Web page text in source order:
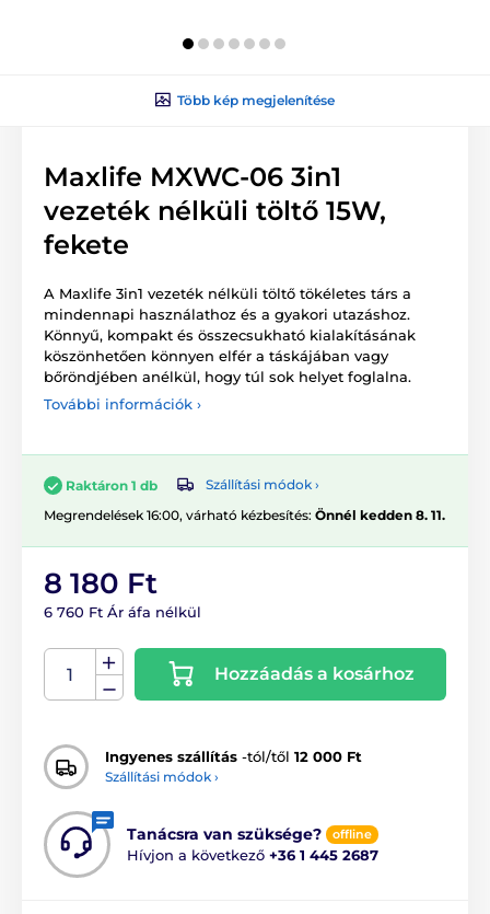
Több kép megjelenítése
Maxlife MXWC-06 3in1
vezeték nélküli töltő 15W,
fekete
A Maxlife 3in1 vezeték nélküli töltő tökéletes társ a
mindennapi használathoz és a gyakori utazáshoz.
Könnyű, kompakt és összecsukható kialakításának
köszönhetően könnyen elfér a táskájában vagy
bőröndjében anélkül, hogy túl sok helyet foglalna.
További információk ›
Raktáron 1 db
Szállítási módok ›
Megrendelések 16:00, várható kézbesítés: Önnél kedden 8. 11.
8 180 Ft
6 760 Ft Ár áfa nélkül
Hozzáadás a kosárhoz
Ingyenes szállítás -tól/től 12 000 Ft
Szállítási módok ›
Tanácsra van szüksége? offline
Hívjon a következő +36 1 445 2687